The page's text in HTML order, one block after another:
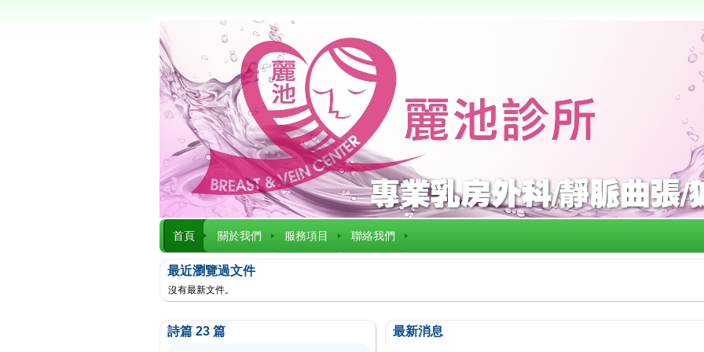
首頁 關於我們 服務項目 聯絡我們
最近瀏覽過文件
沒有最新文件。
詩篇 23 篇 最新消息